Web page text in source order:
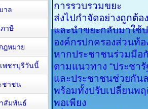
การรวบรวมขยะ
ส่งไปกำจัดอย่างถูกต้
และนำขยะกลับมาใช้
องค์กรปกครองส่วนท้
หากประชาชนร่วมมือ
ตามแนวทาง “ประชารั
และประชาชนช่วยกัน
พร้อมทั้งปรับเปลี่ยนพ
พอเพียง
าล
าษี
ฎหมาย
พชรบุรีวันนี้
ชาชน
สัมพันธ์